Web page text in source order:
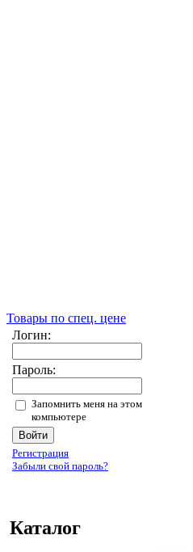
Товары по спец. цене
Логин:
Пароль:
Запомнить меня на этом
компьютере
Регистрация
Забыли свой пароль?
Каталог